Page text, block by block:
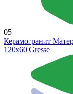
05
Керамогранит
120х60 Gresse